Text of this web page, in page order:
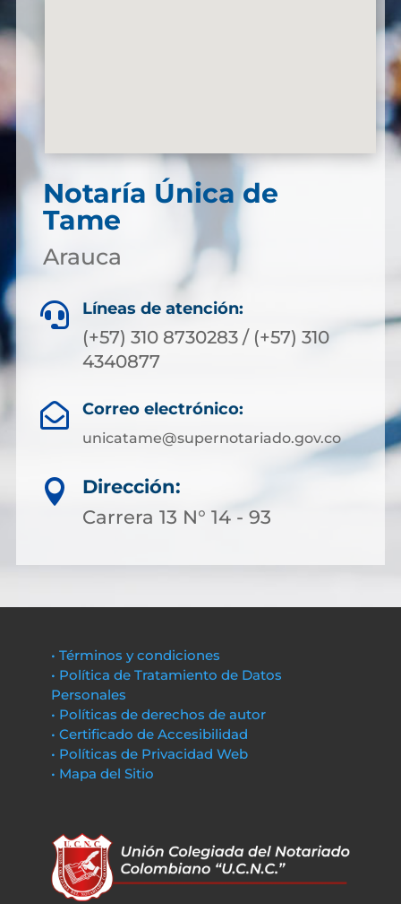
Notaría Única de
Tame
Arauca
 Líneas de atención:
(+57) 310 8730283 / (+57) 310
4340877
 Correo electrónico:
unicatame@supernotariado.gov.co

Dirección:
Carrera 13 N° 14 - 93
• Términos y condiciones
• Política de Tratamiento de Datos
Personales
• Políticas de derechos de autor
• Certificado de Accesibilidad
• Políticas de Privacidad Web
• Mapa del Sitio